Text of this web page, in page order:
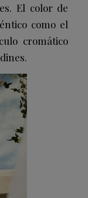
El color de
como el
cromático